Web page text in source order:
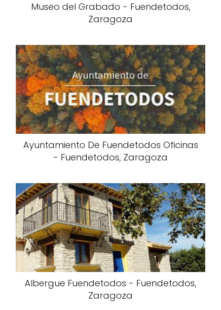
Museo del Grabado - Fuendetodos,
Zaragoza
Ayuntamiento De Fuendetodos Oficinas
- Fuendetodos, Zaragoza
Albergue Fuendetodos - Fuendetodos,
Zaragoza